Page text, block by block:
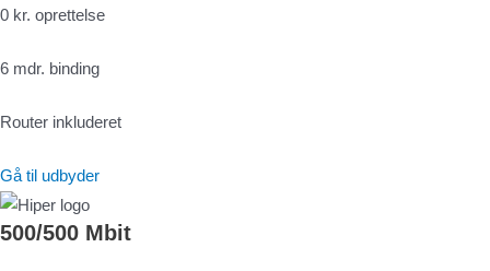
0 kr. oprettelse
6 mdr. binding
Router inkluderet
Gå til udbyder
500/500 Mbit